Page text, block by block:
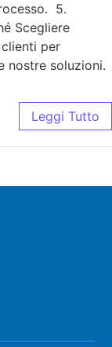
5.
Scegliere
per
nostre soluzioni.
Leggi Tutto